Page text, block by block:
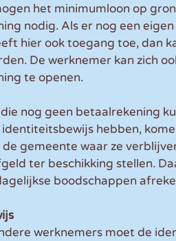
het minimumloon op
nodig. Als er nog een
hier ook toegang toe, dan
De werknemer kan zich
te openen.
nog geen betaalrekening
hebben,
gemeente waar ze
ter beschikking stellen.
boodschappen
werknemers moet de